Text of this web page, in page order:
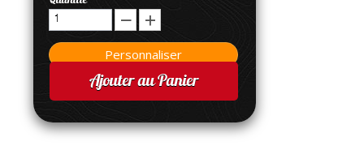
Ajouter au Panier